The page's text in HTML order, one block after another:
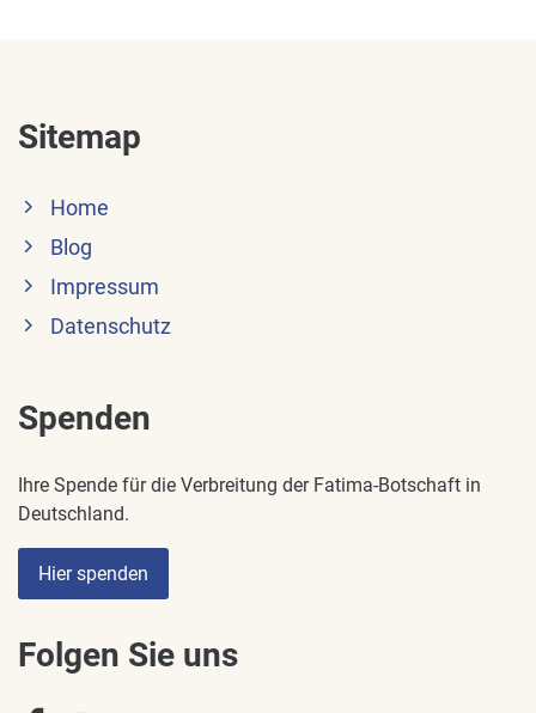
Sitemap
Home
Blog
Impressum
Datenschutz
Spenden
Ihre Spende für die Verbreitung der Fatima-Botschaft in
Deutschland.
Hier spenden
Folgen Sie uns